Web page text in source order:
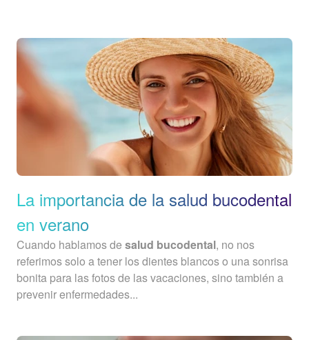
La importancia de la salud bucodental
en verano
Cuando hablamos de salud bucodental, no nos
referimos solo a tener los dientes blancos o una sonrisa
bonita para las fotos de las vacaciones, sino también a
prevenir enfermedades...